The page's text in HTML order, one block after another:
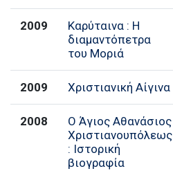
2009
Καρύταινα : Η
διαμαντόπετρα
του Μοριά
2009 Χριστιανική Αίγινα
2008
Ο Άγιος Αθανάσιος
Χριστιανουπόλεως
: Ιστορική
βιογραφία